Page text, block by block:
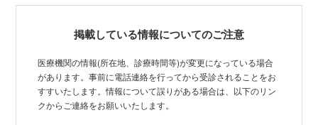
掲載している情報についてのご注意
医療機関の情報(所在地、診療時間等)が変更になっている場合
があります。事前に電話連絡を行ってから受診されることをお
すすいたします。情報について誤りがある場合は、以下のリン
クからご連絡をお願いいたします。